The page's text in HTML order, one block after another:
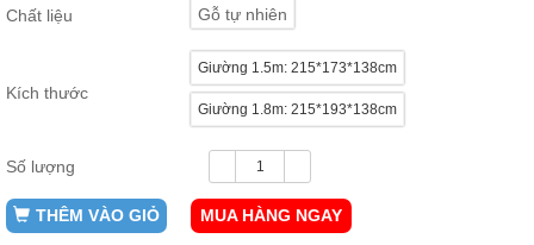
Ăn
ăn,
Nội
Thất
Ban
Chất liệu Gỗ tự nhiên
Kích thước
Giường 1.5m: 215*173*138cm
Giường 1.8m: 215*193*138cm
Số lượng
THÊM VÀO GIỎ MUA HÀNG NGAY